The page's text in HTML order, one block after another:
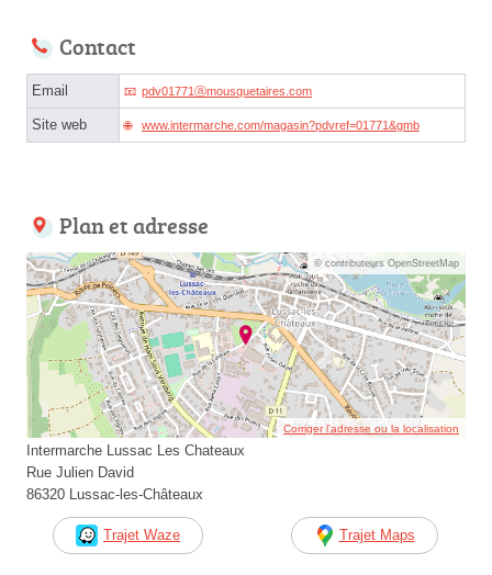
Contact
Email pdv01771ⓐmousquetaires.com
Site web www.intermarche.com/magasin?pdvref=01771&gmb
Plan et adresse
© contributeurs OpenStreetMap
Corriger l’adresse ou la localisation
Intermarche Lussac Les Chateaux
Rue Julien David
86320 Lussac-les-Châteaux
Trajet Waze Trajet Maps